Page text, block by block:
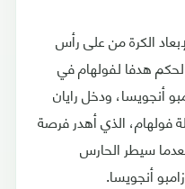
الكرة من على رأس
56، وألغى الحكم هدفا لفولهام في
أنجويسا، ودخل رايان
الذي أهدر فرصة
للتسجيل في الدقيقة 68، بعدما سيطر الحارس
أنجويسا.